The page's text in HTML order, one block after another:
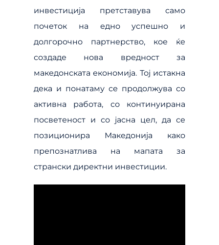
инвестиција претставува само
почеток на едно успешно и
долгорочно партнерство, кое ќе
создаде нова вредност за
македонската економија. Тој истакна
дека и понатаму се продолжува со
активна работа, со континуирана
посветеност и со јасна цел, да се
позиционира Македонија како
препознатлива на мапата за
странски директни инвестиции.